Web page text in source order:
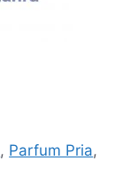
, Parfum Pria,